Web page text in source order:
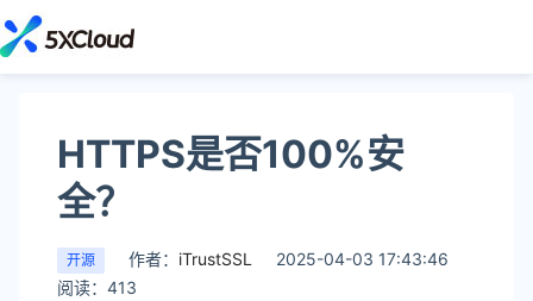
HTTPS是否100%安
全？
开源 作者： iTrustSSL
2025-04-03 17:43:46
阅读：413